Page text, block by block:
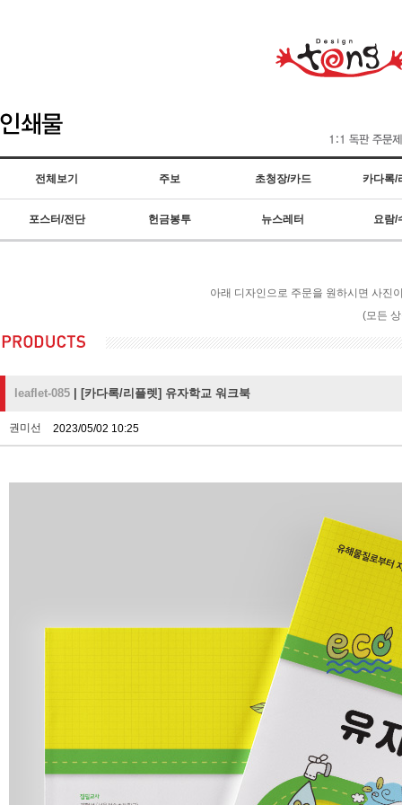
전체보기 주보 초청장/카드 카다록/
포스터/전단 헌금봉투 뉴스레터 요람/
아래 디자인으로 주문을 원하시면 사진
(모든
leaflet-085 [카다록/리플렛] 유자학교 워크북
권미선 2023/05/02 10:25